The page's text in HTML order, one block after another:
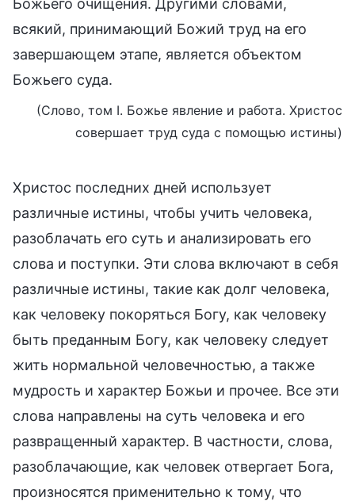
всякий, принимающий Божий труд на его
завершающем этапе, является объектом
Божьего суда.
(Слово, том I. Божье явление и работа. Христос
совершает труд суда с помощью истины)
Христос последних дней использует
различные истины, чтобы учить человека,
разоблачать его суть и анализировать его
слова и поступки. Эти слова включают в себя
различные истины, такие как долг человека,
как человеку покоряться Богу, как человеку
быть преданным Богу, как человеку следует
жить нормальной человечностью, а также
мудрость и характер Божьи и прочее. Все эти
слова направлены на суть человека и его
развращенный характер. В частности, слова,
разоблачающие, как человек отвергает Бога,
произносятся применительно к тому, что